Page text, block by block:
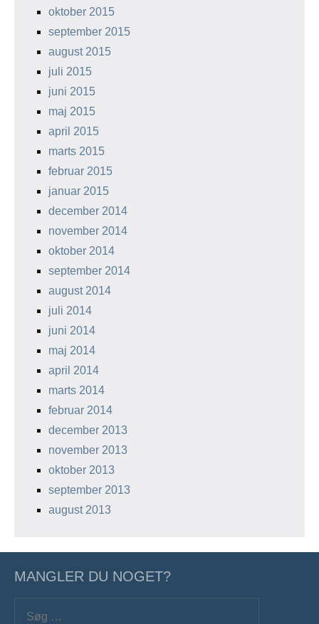
oktober 2015
september 2015
august 2015
juli 2015
juni 2015
maj 2015
april 2015
marts 2015
februar 2015
januar 2015
december 2014
november 2014
oktober 2014
september 2014
august 2014
juli 2014
juni 2014
maj 2014
april 2014
marts 2014
februar 2014
december 2013
november 2013
oktober 2013
september 2013
august 2013
MANGLER DU NOGET?